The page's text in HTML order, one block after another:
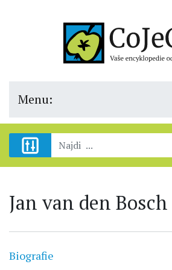
Menu:
Jan van den Bosch
Biografie